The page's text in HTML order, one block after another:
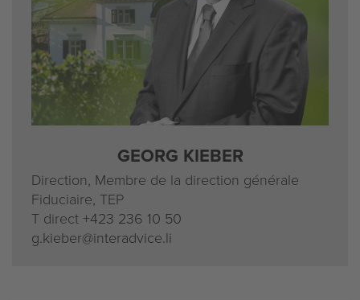
GEORG KIEBER
Direction, Membre de la direction générale
Fiduciaire, TEP
T direct +423 236 10 50
g.kieber@interadvice.li